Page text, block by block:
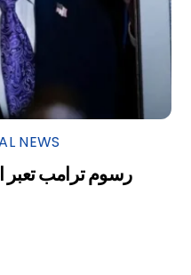
NEWS
رسوم ترامب تعبر